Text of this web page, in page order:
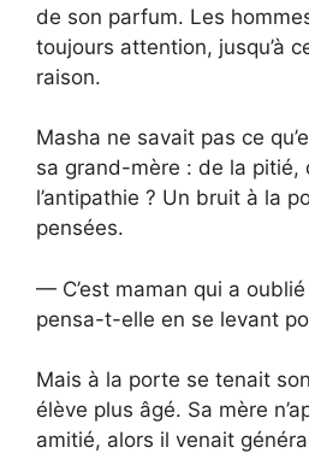
de son parfum. Les
toujours attention, jusqu’à
raison.
Masha ne savait pas ce
sa grand-mère : de la pitié,
l’antipathie ? Un bruit à la
pensées.
— C’est maman qui a
pensa-t-elle en se levant
Mais à la porte se tenait
élève plus âgé. Sa mère
amitié, alors il venait